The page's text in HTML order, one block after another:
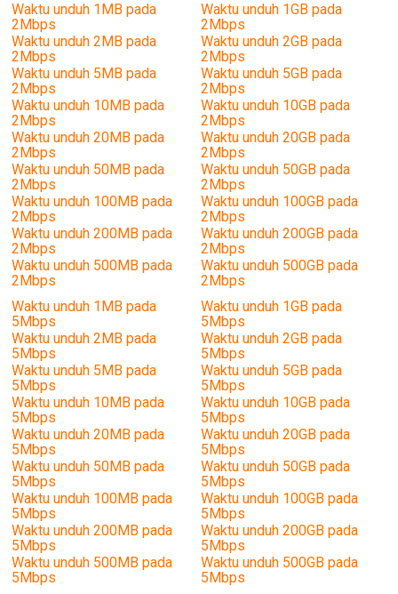
Waktu unduh 1MB pada
2Mbps
Waktu unduh 1GB pada
2Mbps
Waktu unduh 2MB pada
2Mbps
Waktu unduh 2GB pada
2Mbps
Waktu unduh 5MB pada
2Mbps
Waktu unduh 5GB pada
2Mbps
Waktu unduh 10MB pada
2Mbps
Waktu unduh 10GB pada
2Mbps
Waktu unduh 20MB pada
2Mbps
Waktu unduh 20GB pada
2Mbps
Waktu unduh 50MB pada
2Mbps
Waktu unduh 50GB pada
2Mbps
Waktu unduh 100MB pada
2Mbps
Waktu unduh 100GB pada
2Mbps
Waktu unduh 200MB pada
2Mbps
Waktu unduh 200GB pada
2Mbps
Waktu unduh 500MB pada
2Mbps
Waktu unduh 500GB pada
2Mbps
Waktu unduh 1MB pada
5Mbps
Waktu unduh 1GB pada
5Mbps
Waktu unduh 2MB pada
5Mbps
Waktu unduh 2GB pada
5Mbps
Waktu unduh 5MB pada
5Mbps
Waktu unduh 5GB pada
5Mbps
Waktu unduh 10MB pada
5Mbps
Waktu unduh 10GB pada
5Mbps
Waktu unduh 20MB pada
5Mbps
Waktu unduh 20GB pada
5Mbps
Waktu unduh 50MB pada
5Mbps
Waktu unduh 50GB pada
5Mbps
Waktu unduh 100MB pada
5Mbps
Waktu unduh 100GB pada
5Mbps
Waktu unduh 200MB pada
5Mbps
Waktu unduh 200GB pada
5Mbps
Waktu unduh 500MB pada
5Mbps
Waktu unduh 500GB pada
5Mbps